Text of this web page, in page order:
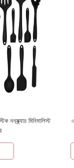
ননস্ক্র্যাচ মিনিমালিস্ট